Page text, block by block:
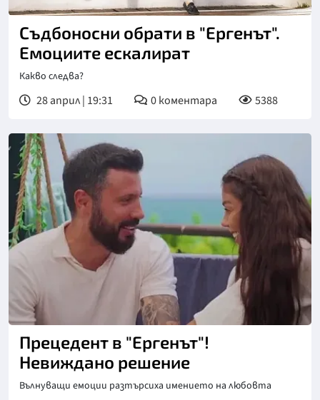
Снимка: bTV
Съдбоносни обрати в "Ергенът".
Емоциите ескалират
Какво следва?
28 април | 19:31 0коментара 5388
Снимка: bTV
Прецедент в "Ергенът"!
Невиждано решение
Вълнуващи емоции разтърсиха имението на любовта